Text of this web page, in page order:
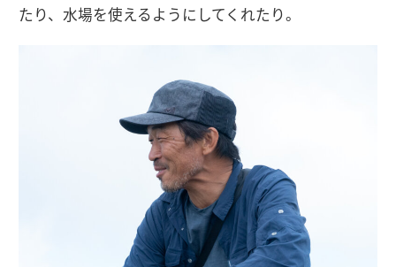
たり、水場を使えるようにしてくれたり。